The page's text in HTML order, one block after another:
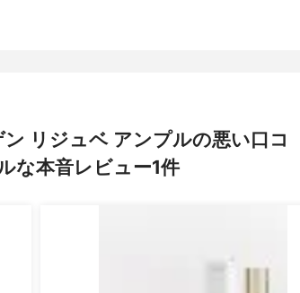
リジュベ アンプルの悪い口コ
な本音レビュー1件